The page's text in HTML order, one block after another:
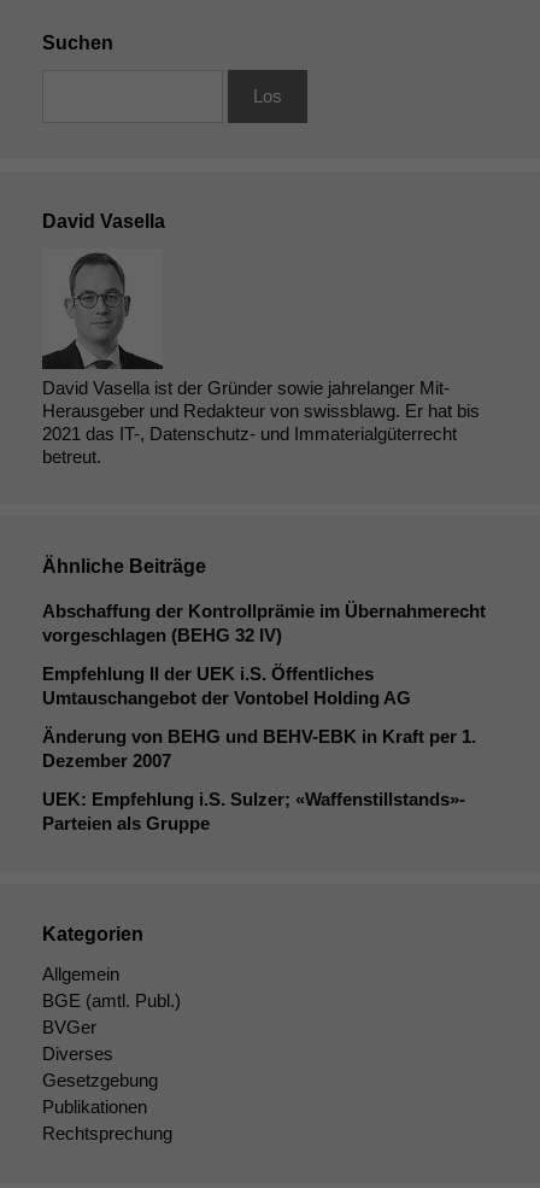
Suchen
David Vasella
David Vasella ist der Gründer sowie jahrelanger Mit-
Herausgeber und Redakteur von swissblawg. Er hat bis
2021 das IT-, Datenschutz- und Immaterialgüterrecht
betreut.
Ähnliche Beiträge
Abschaffung der Kontrollprämie im Übernahmerecht
vorgeschlagen (BEHG 32 IV)
Empfehlung II der UEK i.S. Öffentliches
Umtauschangebot der Vontobel Holding AG
Änderung von BEHG und BEHV-EBK in Kraft per 1.
Dezember 2007
UEK: Empfehlung i.S. Sulzer; «Waffenstillstands»-
Parteien als Gruppe
Kategorien
Allgemein
BGE (amtl. Publ.)
BVGer
Diverses
Gesetzgebung
Publikationen
Rechtsprechung